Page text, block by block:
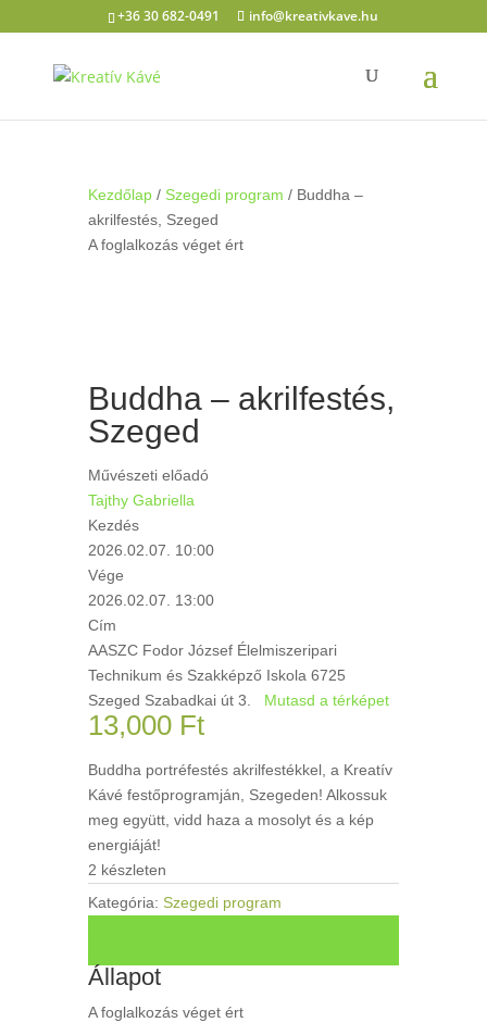
+36 30 682-0491 info@kreativkave.hu
Kezdőlap/ Szegedi program / Buddha –
akrilfestés, Szeged
A foglalkozás véget ért
Buddha – akrilfestés,
Szeged
Művészeti előadó
Tajthy Gabriella
Kezdés
2026.02.07. 10:00
Vége
2026.02.07. 13:00
Cím
AASZC Fodor József Élelmiszeripari
Technikum és Szakképző Iskola 6725
Szeged Szabadkai út 3. Mutasd a térképet
13,000 Ft
Buddha portréfestés akrilfestékkel, a Kreatív
Kávé festőprogramján, Szegeden! Alkossuk
meg együtt, vidd haza a mosolyt és a kép
energiáját!
2 készleten
Kategória: Szegedi program
Állapot
A foglalkozás véget ért